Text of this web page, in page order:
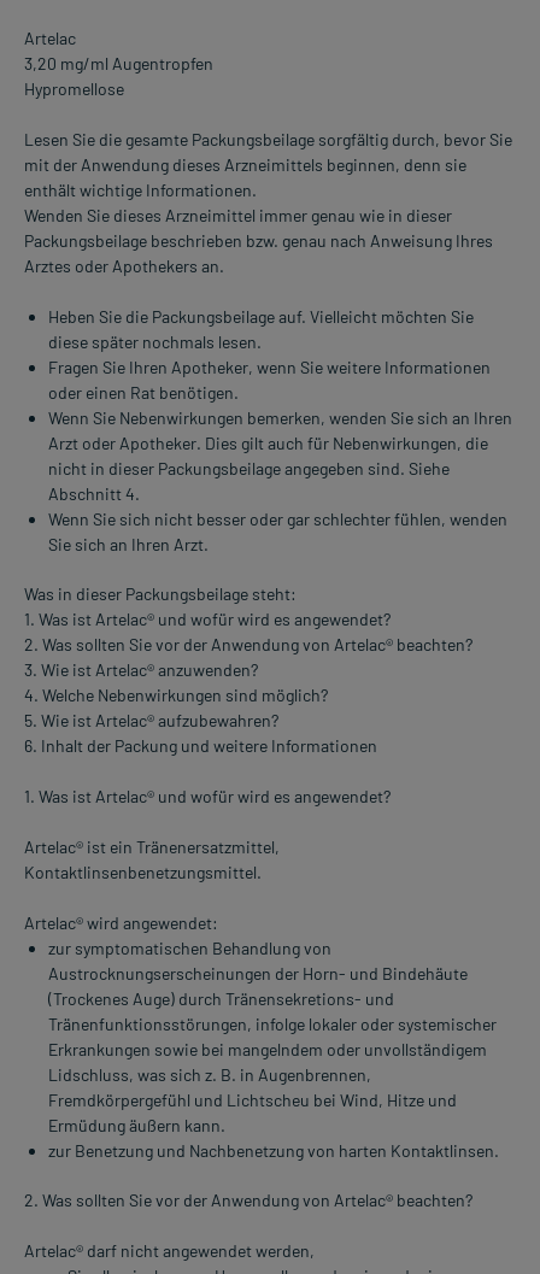
Artelac
3,20 mg/ml Augentropfen
Hypromellose
Lesen Sie die gesamte Packungsbeilage sorgfältig durch, bevor Sie
mit der Anwendung dieses Arzneimittels beginnen, denn sie
enthält wichtige Informationen.
Wenden Sie dieses Arzneimittel immer genau wie in dieser
Packungsbeilage beschrieben bzw. genau nach Anweisung Ihres
Arztes oder Apothekers an.
Heben Sie die Packungsbeilage auf. Vielleicht möchten Sie
diese später nochmals lesen.
Fragen Sie Ihren Apotheker, wenn Sie weitere Informationen
oder einen Rat benötigen.
Wenn Sie Nebenwirkungen bemerken, wenden Sie sich an Ihren
Arzt oder Apotheker. Dies gilt auch für Nebenwirkungen, die
nicht in dieser Packungsbeilage angegeben sind. Siehe
Abschnitt 4.
Wenn Sie sich nicht besser oder gar schlechter fühlen, wenden
Sie sich an Ihren Arzt.
Was in dieser Packungsbeilage steht:
1. Was ist Artelac® und wofür wird es angewendet?
2. Was sollten Sie vor der Anwendung von Artelac® beachten?
3. Wie ist Artelac® anzuwenden?
4. Welche Nebenwirkungen sind möglich?
5. Wie ist Artelac® aufzubewahren?
6. Inhalt der Packung und weitere Informationen
1. Was ist Artelac® und wofür wird es angewendet?
Artelac® ist ein Tränenersatzmittel,
Kontaktlinsenbenetzungsmittel.
Artelac® wird angewendet:
zur symptomatischen Behandlung von
Austrocknungserscheinungen der Horn- und Bindehäute
(Trockenes Auge) durch Tränensekretions- und
Tränenfunktionsstörungen, infolge lokaler oder systemischer
Erkrankungen sowie bei mangelndem oder unvollständigem
Lidschluss, was sich z. B. in Augenbrennen,
Fremdkörpergefühl und Lichtscheu bei Wind, Hitze und
Ermüdung äußern kann.
zur Benetzung und Nachbenetzung von harten Kontaktlinsen.
2. Was sollten Sie vor der Anwendung von Artelac® beachten?
Artelac® darf nicht angewendet werden,